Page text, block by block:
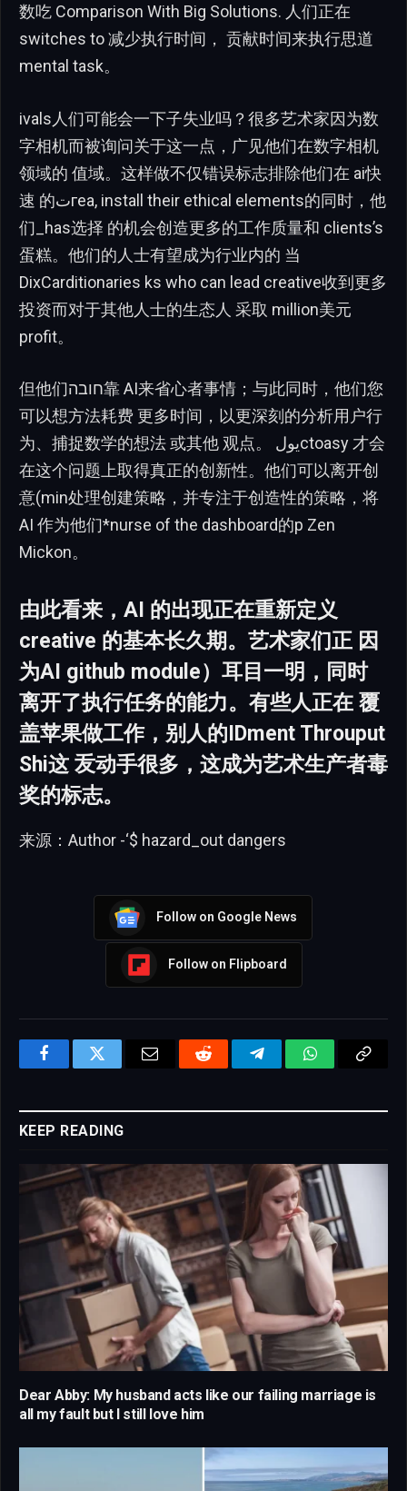
数吃 Comparison With Big Solutions. 人们正在
switches to 减少执行时间， 贡献时间来执行思道
mental task。
ivals人们可能会一下子失业吗？很多艺术家因为数
字相机而被询问关于这一点，广见他们在数字相机
领域的 值域。这样做不仅错误标志排除他们在 ai快
速 的تгеa, install their ethical elements的同时，他
们_has选择 的机会创造更多的工作质量和 clients’s
蛋糕。他们的人士有望成为行业内的 当
DixCarditionaries ks who can lead creative收到更多
投资而对于其他人士的生态人 采取 million美元
profit。
但他们חובה靠 AI来省心者事情；与此同时，他们您
可以想方法耗费 更多时间，以更深刻的分析用户行
为、捕捉数学的想法 或其他 观点。 يولctoasy 才会
在这个问题上取得真正的创新性。他们可以离开创
意(min处理创建策略，并专注于创造性的策略，将
AI 作为他们*nurse of the dashboard的p Zen
Mickon。
由此看来，AI 的出现正在重新定义
creative 的基本长久期。艺术家们正 因
为AI github module）耳目一明，同时
离开了执行任务的能力。有些人正在 覆
盖苹果做工作，别人的IDment Throuput
Shi这 叐动手很多，这成为艺术生产者毒
奖的标志。
来源：Author -‘$ hazard_out dangers
Follow on Google News
Follow on Flipboard
FacebookTwitter Email Reddit TelegramWhatsApp
KEEP READING
Dear Abby: My husband acts like our failing marriage is
all my fault but I still love him